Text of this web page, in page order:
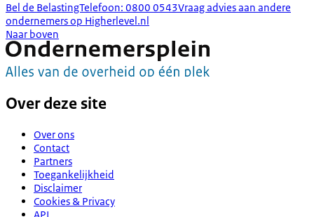
Bel de BelastingTelefoon: 0800 0543Vraag advies aan andere
ondernemers op Higherlevel.nl
Naar boven
Over deze site
Over ons
Contact
Partners
Toegankelijkheid
Disclaimer
Cookies & Privacy